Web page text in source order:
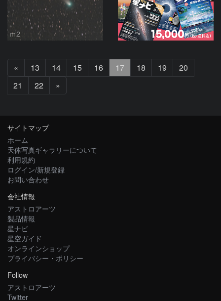
ｍ2
«
へ
13 14 15 16 17 18 19
20
21
22 »
へ
サイトマップ
ホーム
天体写真ギャラリーについて
利用規約
ログイン/新規登録
お問い合わせ
会社情報
アストロアーツ
製品情報
星ナビ
星空ガイド
オンラインショップ
プライバシー・ポリシー
Follow
アストロアーツ
Twitter